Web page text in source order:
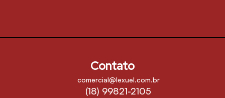
Contato
comercial@lexuel.com.br
(18) 99821-2105